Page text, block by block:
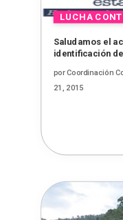
Saludamos el
identificación
porCoordinación
21, 2015